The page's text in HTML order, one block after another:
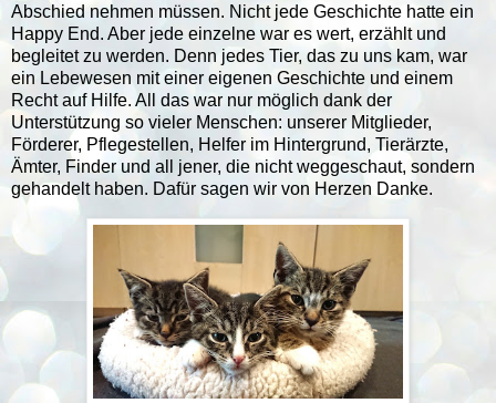
Abschied nehmen müssen. Nicht jede Geschichte hatte ein
Happy End. Aber jede einzelne war es wert, erzählt und
begleitet zu werden. Denn jedes Tier, das zu uns kam, war
ein Lebewesen mit einer eigenen Geschichte und einem
Recht auf Hilfe. All das war nur möglich dank der
Unterstützung so vieler Menschen: unserer Mitglieder,
Förderer, Pflegestellen, Helfer im Hintergrund, Tierärzte,
Ämter, Finder und all jener, die nicht weggeschaut, sondern
gehandelt haben. Dafür sagen wir von Herzen Danke.